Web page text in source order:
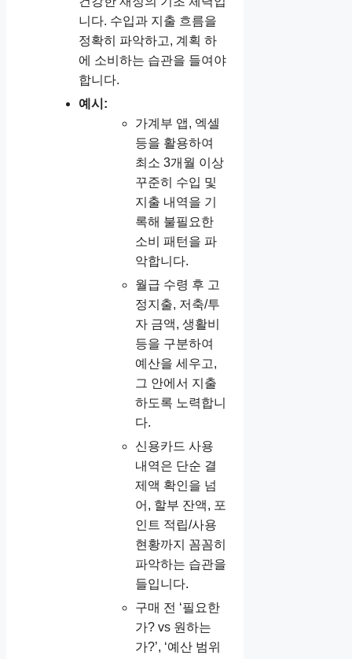
니다. 수입과 지출 흐름을
정확히 파악하고, 계획 하
에 소비하는 습관을 들여야
합니다.
예시:
가계부 앱, 엑셀
등을 활용하여
최소 3개월 이상
꾸준히 수입 및
지출 내역을 기
록해 불필요한
소비 패턴을 파
악합니다.
월급 수령 후 고
정지출, 저축/투
자 금액, 생활비
등을 구분하여
예산을 세우고,
그 안에서 지출
하도록 노력합니
다.
신용카드 사용
내역은 단순 결
제액 확인을 넘
어, 할부 잔액, 포
인트 적립/사용
현황까지 꼼꼼히
파악하는 습관을
들입니다.
구매 전 ‘필요한
가? vs 원하는
가?’, ‘예산 범위